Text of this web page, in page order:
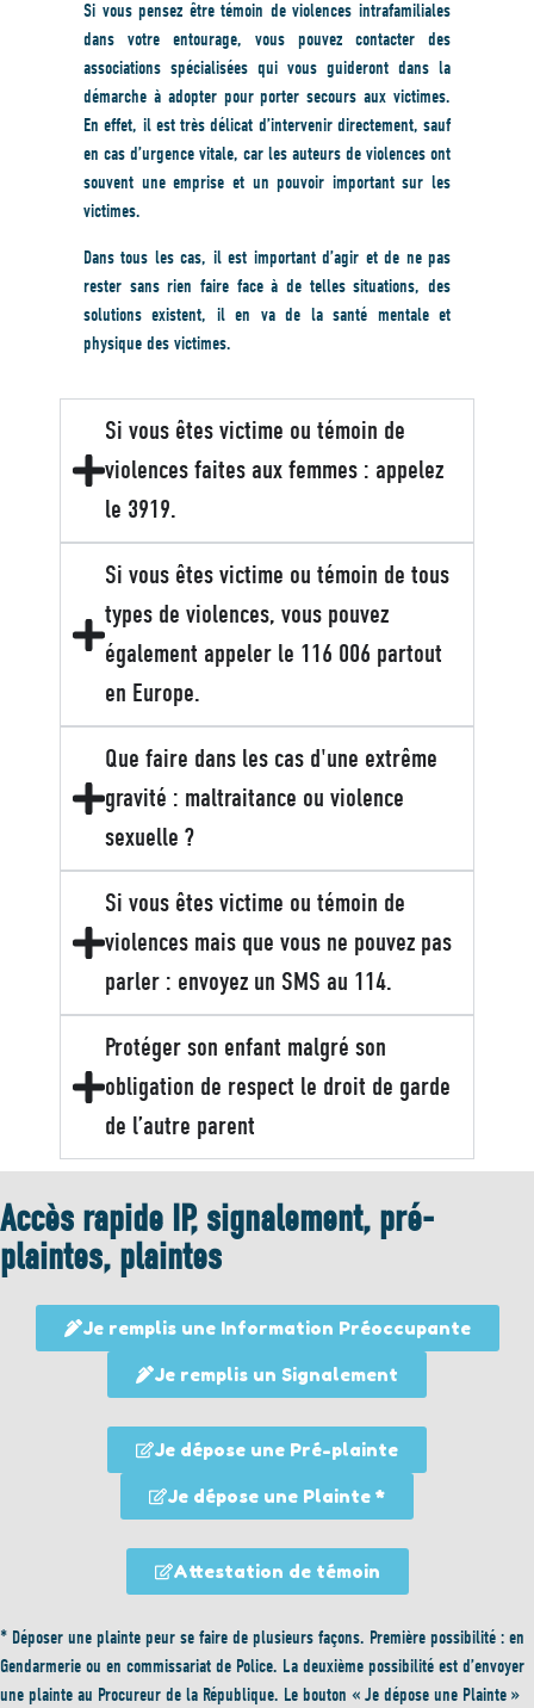
Si vous pensez être témoin de violences intrafamiliales
dans votre entourage, vous pouvez contacter des
associations spécialisées qui vous guideront dans la
démarche à adopter pour porter secours aux victimes.
En effet, il est très délicat d’intervenir directement, sauf
en cas d’urgence vitale, car les auteurs de violences ont
souvent une emprise et un pouvoir important sur les
victimes.
Dans tous les cas, il est important d’agir et de ne pas
rester sans rien faire face à de telles situations, des
solutions existent, il en va de la santé mentale et
physique des victimes.
Si vous êtes victime ou témoin de
violences faites aux femmes : appelez
le 3919.
Si vous êtes victime ou témoin de tous
types de violences, vous pouvez
également appeler le 116 006 partout
en Europe.
Que faire dans les cas d'une extrême
gravité : maltraitance ou violence
sexuelle ?
Si vous êtes victime ou témoin de
violences mais que vous ne pouvez pas
parler : envoyez un SMS au 114.
Protéger son enfant malgré son
obligation de respect le droit de garde
de l’autre parent
Accès rapide IP, signalement, pré-
plaintes, plaintes
Je remplis une Information Préoccupante
Je remplis un Signalement
Je dépose une Pré-plainte
Je dépose une Plainte *
Attestation de témoin
* Déposer une plainte peur se faire de plusieurs façons. Première possibilité : en
Gendarmerie ou en commissariat de Police. La deuxième possibilité est d’envoyer
une plainte au Procureur de la République. Le bouton « Je dépose une Plainte »